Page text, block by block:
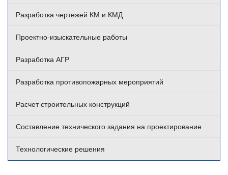
Разработка чертежей КМ и КМД
Проектно-изыскательные работы
Разработка АГР
Разработка противопожарных мероприятий
Расчет строительных конструкций
Составление технического задания на проектирование
Технологические решения